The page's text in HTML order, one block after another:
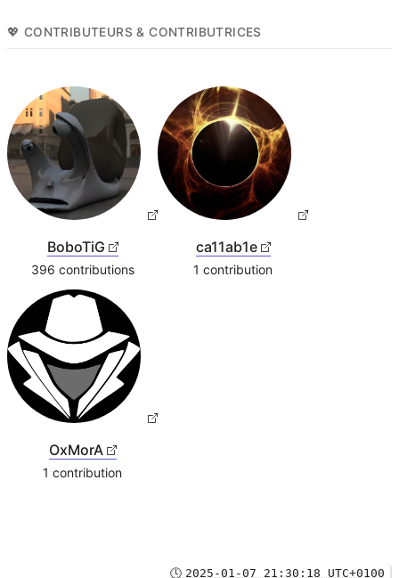
💖 CONTRIBUTEURS & CONTRIBUTRICES
BoboTiG
396 contributions
ca11ab1e
1 contribution
OxMorA
1 contribution
🕓 2025-01-07 21:30:18 UTC+0100